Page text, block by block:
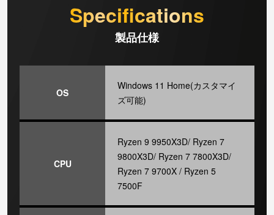
Specifications
製品仕様
OS
Windows 11 Home(カスタマイ
ズ可能)
CPU
Ryzen 9 9950X3D/ Ryzen 7
9800X3D/ Ryzen 7 7800X3D/
Ryzen 7 9700X / Ryzen 5
7500F